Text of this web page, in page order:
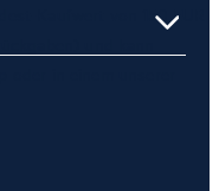
Kaufwert von 150 EUR